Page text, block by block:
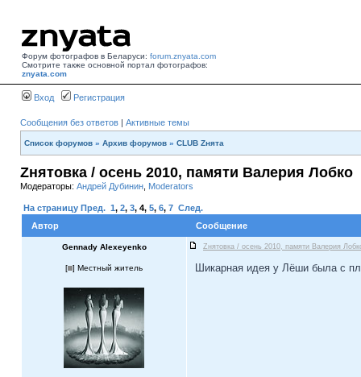
Форум фотографов в Беларуси: forum.znyata.com
Смотрите также основной портал фотографов:
znyata.com
Вход Регистрация
Сообщения без ответов | Активные темы
Список форумов » Архив форумов » CLUB Zнята
Zнятовка / осень 2010, памяти Валерия Лобко
Модераторы: Андрей Дубинин Moderators
На страницу Пред. 1, 2, 3, 4, 5, 6, 7 След.
Автор
Сообщение
Gennady Alexeyenko Zнятовка / осень 2010, памяти Валерия
[ ] Местный житель Шикарная идея у Лёши была с